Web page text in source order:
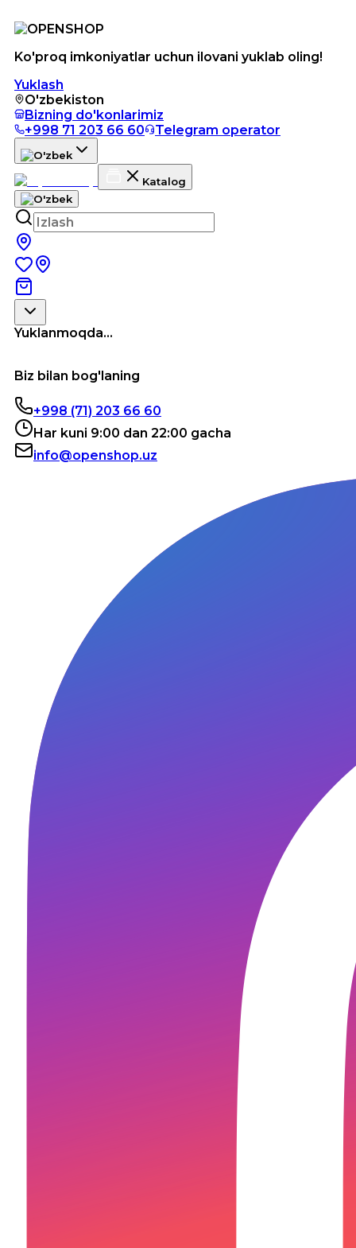
Ko'proq imkoniyatlar uchun ilovani yuklab oling!
Yuklash
O'zbekiston
Bizning do'konlarimiz
+998 71 203 66 60
Telegram operator
Katalog
Yuklanmoqda...
Biz bilan bog'laning
+998 (71) 203 66 60
Har kuni 9:00 dan 22:00 gacha
info@openshop.uz